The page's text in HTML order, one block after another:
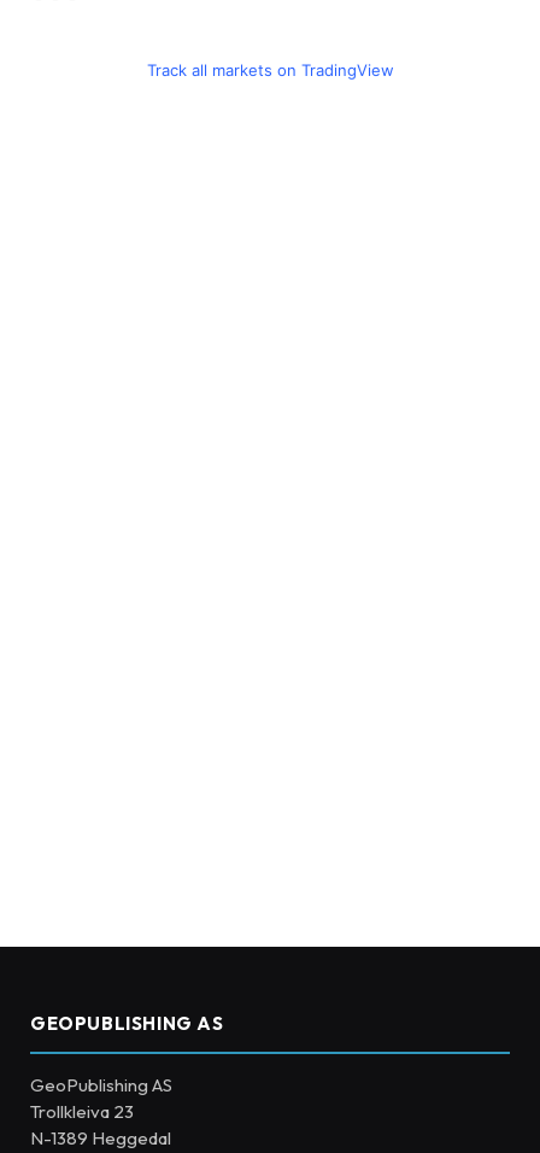
Track all markets on TradingView
GEOPUBLISHING AS
GeoPublishing AS
Trollkleiva 23
N-1389 Heggedal